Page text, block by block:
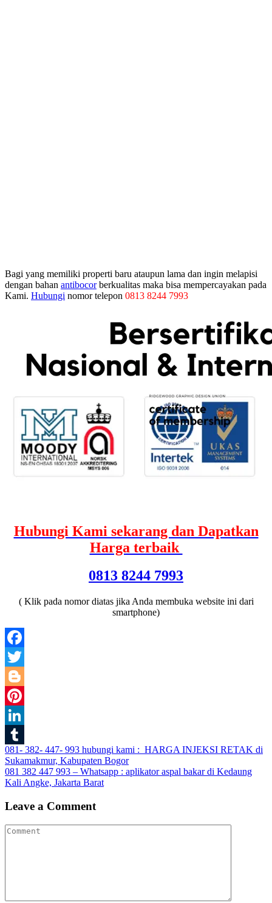
Bagi yang memiliki properti baru ataupun lama dan ingin melapisi
dengan bahan antibocorberkualitas maka bisa mempercayakan pada
Kami. Hubungi nomor telepon 0813 8244 7993
Hubungi Kami sekarang dan Dapatkan
Harga terbaik
0813 8244 7993
( Klik pada nomor diatas jika Anda membuka website ini dari
smartphone)
Facebook
Twitter
Blogger
Pinterest
LinkedIn
Tumblr
Post
navigation
081- 382- 447- 993 hubungi kami : HARGA INJEKSI RETAK di
Sukamakmur, Kabupaten Bogor
081 382 447 993 – Whatsapp : aplikator aspal bakar di Kedaung
Kali Angke, Jakarta Barat
Leave a Comment